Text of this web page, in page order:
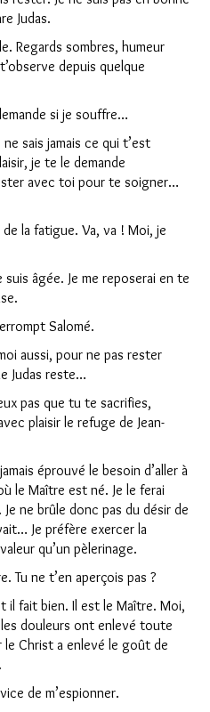
Judas.
Regards sombres, humeur
depuis quelque
si je souffre…
sais jamais ce qui t’est
je te le demande
avec toi pour te soigner…
la fatigue. Va, va ! Moi, je
âgée. Je me reposerai en te
Salomé.
aussi, pour ne pas rester
Judas reste…
pas que tu te sacrifies,
plaisir le refuge de Jean-
éprouvé le besoin d’aller à
le Maître est né. Je le ferai
Je ne brûle donc pas du désir de
Je préfère exercer la
qu’un pèlerinage.
Tu ne t’en aperçois pas ?
il fait bien. Il est le Maître. Moi,
douleurs ont enlevé toute
le Christ a enlevé le goût de
de m’espionner.